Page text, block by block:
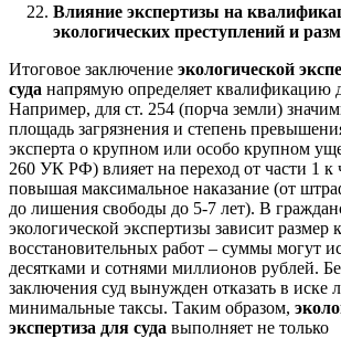
Влияние экспертизы на
экологических преступлений и
Итоговое заключение экологической
суда напрямую определяет
Например, для ст. 254 (порча земли)
площадь загрязнения и степень
эксперта о крупном или особо крупном
260 УК РФ) влияет на переход от части 1 к
повышая максимальное наказание (от
до лишения свободы до 5-7 лет). В
экологической экспертизы зависит размер
восстановительных работ – суммы могут
десятками и сотнями миллионов рублей.
заключения суд вынужден отказать в иске
минимальные таксы. Таким образом,
экспертиза для суда выполняет не только